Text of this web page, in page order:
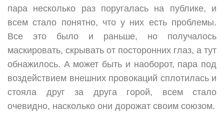
пара несколько раз поругалась на публике, и
всем стало понятно, что у них есть проблемы.
Все это было и раньше, но получалось
маскировать, скрывать от посторонних глаз, а тут
обнажилось. А может быть и наоборот, пара под
воздействием внешних провокаций сплотилась и
стояла друг за друга горой, всем стало
очевидно, насколько они дорожат своим союзом.